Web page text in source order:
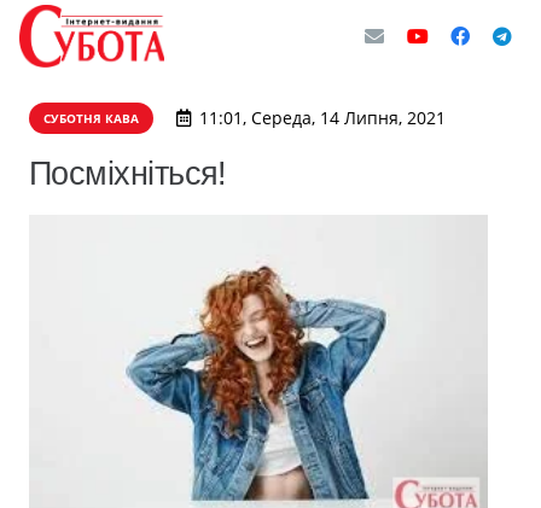
СУБОТНЯ КАВА 11:01, Середа, 14 Липня, 2021
Посміхніться!